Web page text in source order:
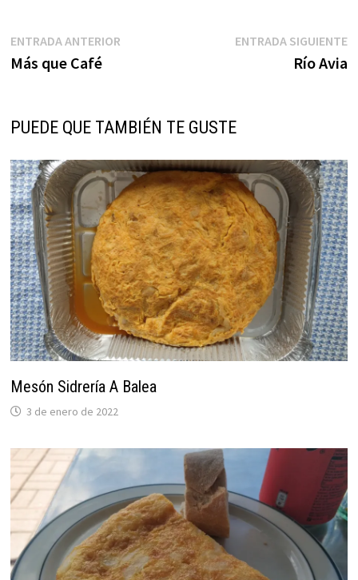
Navegación
de
ENTRADA ANTERIOREntrada
Más que Café
ENTRADA SIGUIENTE
Río Avia
PUEDE QUE TAMBIÉN TE GUSTE
Mesón Sidrería A Balea
3 de enero de 2022